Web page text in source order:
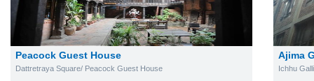
Peacock Guest House
Dattretraya Square/ Peacock Guest House
Ajima
Ichhu Galli